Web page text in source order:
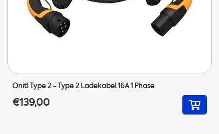
Onitl Type 2 - Type 2 Ladekabel 16A 1 Phase
€139,00